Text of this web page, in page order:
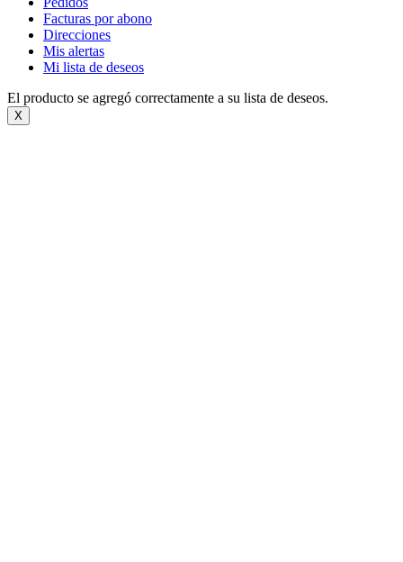
Facturas por abono
Direcciones
Mis alertas
Mi lista de deseos
El producto se agregó correctamente a su lista de deseos.
X